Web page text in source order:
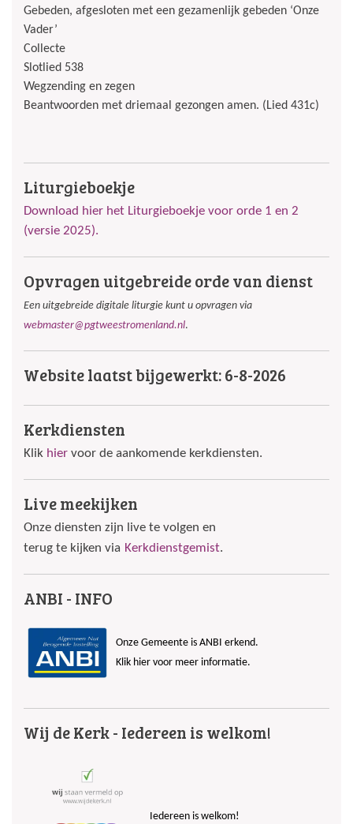
Gebeden, afgesloten met een gezamenlijk gebeden ‘Onze
Vader’
Collecte
Slotlied 538
Wegzending en zegen
Beantwoorden met driemaal gezongen amen. (Lied 431c)
Liturgieboekje
Download hier het Liturgieboekje voor orde 1 en 2
(versie 2025).
Opvragen uitgebreide orde van dienst
Een uitgebreide digitale liturgie kunt u opvragen via
webmaster@pgtweestromenland.nl.
Website laatst bijgewerkt: 6-8-2026
Kerkdiensten
Klik hier voor de aankomende kerkdiensten.
Live meekijken
Onze diensten zijn live te volgen en
terug te kijken via Kerkdienstgemist.
ANBI - INFO
Onze Gemeente is ANBI erkend.
Klik hier voor meer informatie.
Wij de Kerk - Iedereen is welkom!
Iedereen is welkom!